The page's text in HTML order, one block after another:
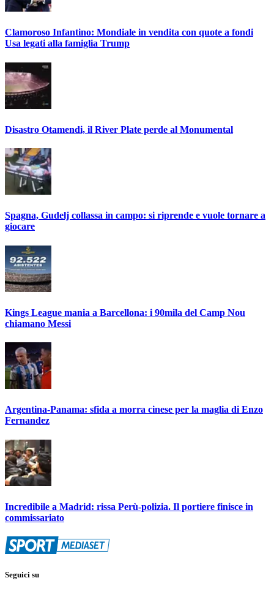
Clamoroso Infantino: Mondiale in vendita con quote a fondi
Usa legati alla famiglia Trump
Disastro Otamendi, il River Plate perde al Monumental
Spagna, Gudelj collassa in campo: si riprende e vuole tornare a
giocare
Kings League mania a Barcellona: i 90mila del Camp Nou
chiamano Messi
Argentina-Panama: sfida a morra cinese per la maglia di Enzo
Fernandez
Incredibile a Madrid: rissa Perù-polizia. Il portiere finisce in
commissariato
Seguici su